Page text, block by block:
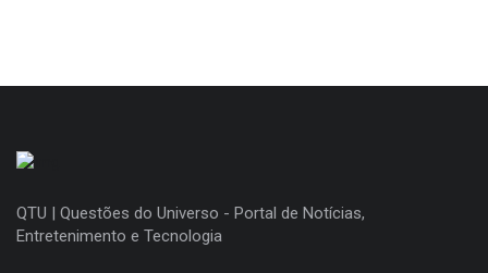
QTU | Questões do Universo - Portal de Notícias,
Entretenimento e Tecnologia